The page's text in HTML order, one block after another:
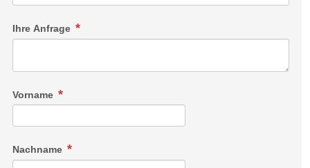
Ihre Anfrage
Vorname
Nachname